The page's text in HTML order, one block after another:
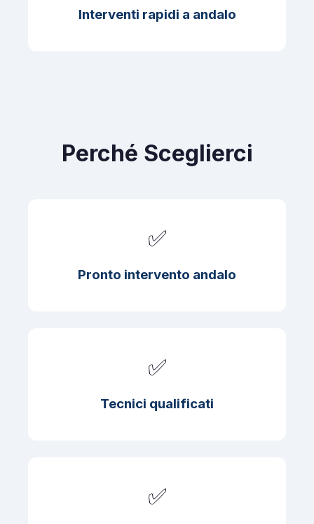
Interventi rapidi a andalo
Perché Sceglierci
✅
Pronto intervento andalo
✅
Tecnici qualificati
✅